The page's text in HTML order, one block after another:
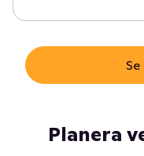
Planera